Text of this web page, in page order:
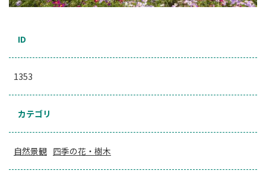
ID
1353
カテゴリ
自然景観 四季の花・樹木